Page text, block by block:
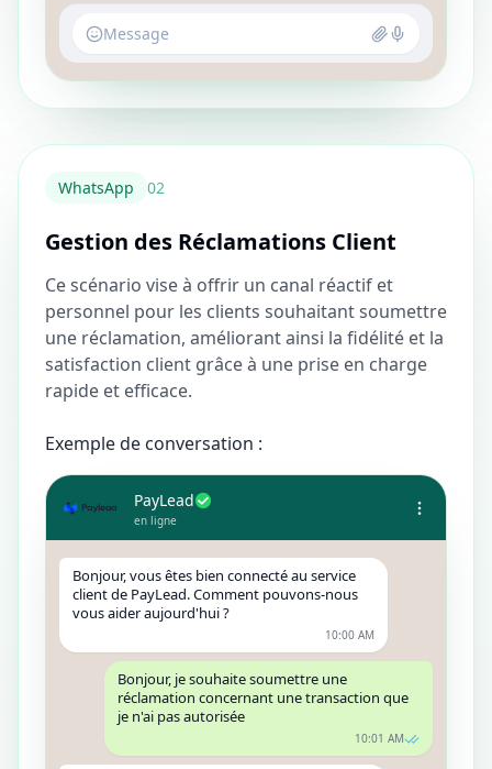
Message
WhatsApp 02
Gestion des Réclamations Client
Ce scénario vise à offrir un canal réactif et
personnel pour les clients souhaitant soumettre
une réclamation, améliorant ainsi la fidélité et la
satisfaction client grâce à une prise en charge
rapide et efficace.
Exemple de conversation :
PayLead
en ligne
Bonjour, vous êtes bien connecté au service
client de PayLead. Comment pouvons-nous
vous aider aujourd'hui ?
10:00 AM
Bonjour, je souhaite soumettre une
réclamation concernant une transaction que
je n'ai pas autorisée
10:01 AM